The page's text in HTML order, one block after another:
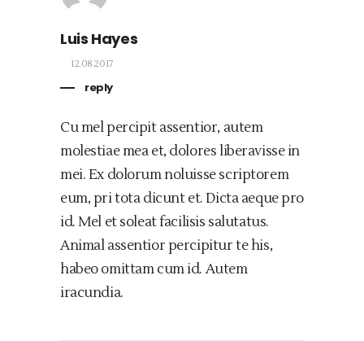
Luis Hayes
12.08.2017
reply
Cu mel percipit assentior, autem
molestiae mea et, dolores liberavisse in
mei. Ex dolorum noluisse scriptorem
eum, pri tota dicunt et. Dicta aeque pro
id. Mel et soleat facilisis salutatus.
Animal assentior percipitur te his,
habeo omittam cum id. Autem
iracundia.